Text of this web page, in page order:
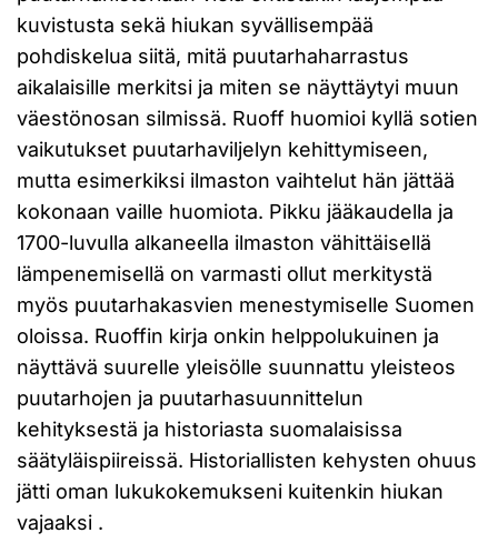
kuvistusta sekä hiukan syvällisempää
pohdiskelua siitä, mitä puutarhaharrastus
aikalaisille merkitsi ja miten se näyttäytyi muun
väestönosan silmissä. Ruoff huomioi kyllä sotien
vaikutukset puutarhaviljelyn kehittymiseen,
mutta esimerkiksi ilmaston vaihtelut hän jättää
kokonaan vaille huomiota. Pikku jääkaudella ja
1700-luvulla alkaneella ilmaston vähittäisellä
lämpenemisellä on varmasti ollut merkitystä
myös puutarhakasvien menestymiselle Suomen
oloissa. Ruoffin kirja onkin helppolukuinen ja
näyttävä suurelle yleisölle suunnattu yleisteos
puutarhojen ja puutarhasuunnittelun
kehityksestä ja historiasta suomalaisissa
säätyläispiireissä. Historiallisten kehysten ohuus
jätti oman lukukokemukseni kuitenkin hiukan
vajaaksi .